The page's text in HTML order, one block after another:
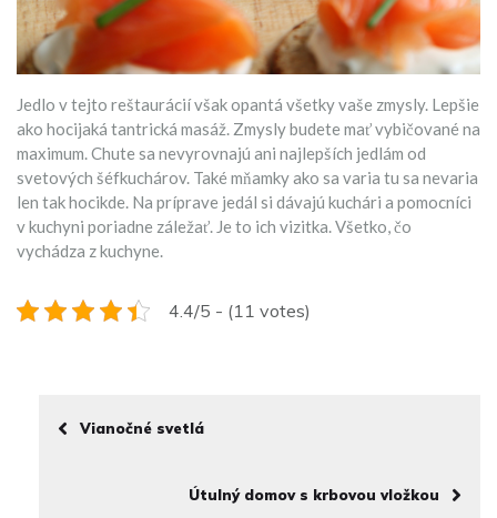
Jedlo v tejto reštaurácií však opantá všetky vaše zmysly. Lepšie
ako hocijaká tantrická masáž. Zmysly budete mať vybičované na
maximum. Chute sa nevyrovnajú ani najlepších jedlám od
svetových šéfkuchárov. Také mňamky ako sa varia tu sa nevaria
len tak hocikde. Na príprave jedál si dávajú kuchári a pomocníci
v kuchyni poriadne záležať. Je to ich vizitka. Všetko, čo
vychádza z kuchyne.
4.4/5 - (11 votes)
Vianočné svetlá
Útulný domov s krbovou vložkou